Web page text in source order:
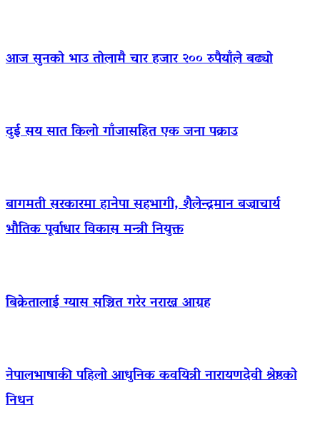
आज सुनको भाउ तोलामै चार हजार २०० रुपैयाँले बढ्यो
दुई सय सात किलो गाँजासहित एक जना पक्राउ
बागमती सरकारमा हानेपा सहभागी, शैलेन्द्रमान बज्राचार्य
भौतिक पूर्वाधार विकास मन्त्री नियुक्त
बिक्रेतालाई ग्यास सञ्चित गरेर नराख्न आग्रह
नेपालभाषाकी पहिलो आधुनिक कवयित्री नारायणदेवी श्रेष्ठको
निधन